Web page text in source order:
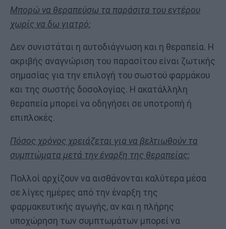
Μπορώ να θεραπεύσω τα παράσιτα του εντέρου
χωρίς να δω γιατρό;
Δεν συνιστάται η αυτοδιάγνωση και η θεραπεία. Η
ακριβής αναγνώριση του παρασίτου είναι ζωτικής
σημασίας για την επιλογή του σωστού φαρμάκου
και της σωστής δοσολογίας. Η ακατάλληλη
θεραπεία μπορεί να οδηγήσει σε υποτροπή ή
επιπλοκές.
Πόσος χρόνος χρειάζεται για να βελτιωθούν τα
συμπτώματα μετά την έναρξη της θεραπείας;
Πολλοί αρχίζουν να αισθάνονται καλύτερα μέσα
σε λίγες ημέρες από την έναρξη της
φαρμακευτικής αγωγής, αν και η πλήρης
υποχώρηση των συμπτωμάτων μπορεί να